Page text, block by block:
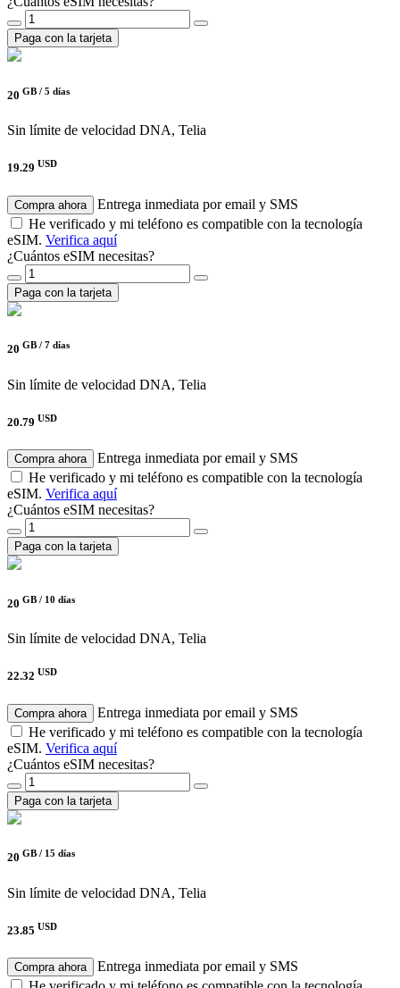
Paga con la tarjeta
20 GB / 5 días
Sin límite de velocidad DNA, Telia
19.29 USD
Compra ahora
Entrega inmediata por email y SMS
He verificado y mi teléfono es compatible con la tecnología
eSIM. Verifica aquí
¿Cuántos eSIM necesitas?
Paga con la tarjeta
20 GB / 7 días
Sin límite de velocidad DNA, Telia
20.79 USD
Compra ahora
Entrega inmediata por email y SMS
He verificado y mi teléfono es compatible con la tecnología
eSIM. Verifica aquí
¿Cuántos eSIM necesitas?
Paga con la tarjeta
20 GB / 10 días
Sin límite de velocidad DNA, Telia
22.32 USD
Compra ahora
Entrega inmediata por email y SMS
He verificado y mi teléfono es compatible con la tecnología
eSIM. Verifica aquí
¿Cuántos eSIM necesitas?
Paga con la tarjeta
20 GB / 15 días
Sin límite de velocidad DNA, Telia
23.85 USD
Compra ahora
Entrega inmediata por email y SMS